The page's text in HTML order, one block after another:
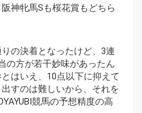
神牝馬Sも桜花賞もどちら
の決着となったけど、3連
の方が若干妙味があったん
はいえ、10点以下に抑えて
すのは難しいから、それを
競馬の予想精度の高